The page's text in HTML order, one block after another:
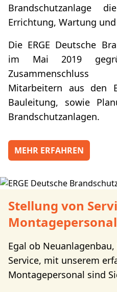
Brandschutzanlage
Errichtung, Wartung
Die ERGE Deutsche
im Mai 2019
Mitarbeitern aus den
Bauleitung, sowie
Brandschutzanlagen.
MEHR ERFAHREN
Stellung von
Montagepersonal
Egal ob
Service, mit unserem
Montagepersonal sind